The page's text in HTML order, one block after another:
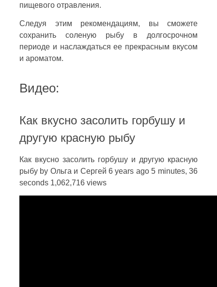
пищевого отравления.
Следуя этим рекомендациям, вы сможете
сохранить соленую рыбу в долгосрочном
периоде и наслаждаться ее прекрасным вкусом
и ароматом.
Видео:
Как вкусно засолить горбушу и
другую красную рыбу
Как вкусно засолить горбушу и другую красную
рыбу by Ольга и Сергей 6 years ago 5 minutes, 36
seconds 1,062,716 views